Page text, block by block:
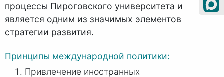
процессы Пироговского университета и
является одним из значимых элементов
стратегии развития.
Принципы международной политики:
Привлечение иностранных